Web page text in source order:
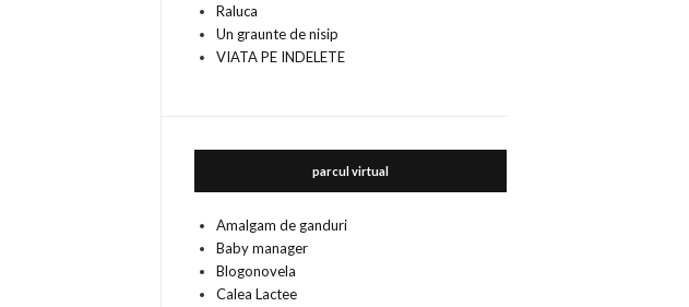
Raluca
Un graunte de nisip
VIATA PE INDELETE
parcul virtual
Amalgam de ganduri
Baby manager
Blogonovela
Calea Lactee